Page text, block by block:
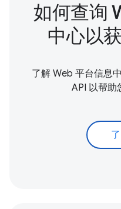
如何查询
中心以
了解 Web 平台信息
API 以帮助